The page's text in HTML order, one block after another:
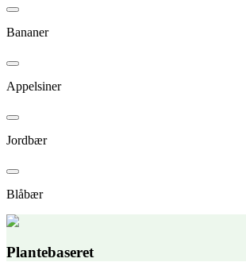
Bananer
Appelsiner
Jordbær
Blåbær
Plantebaseret